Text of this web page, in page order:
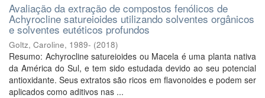
Avaliação da extração de compostos fenólicos de
Achyrocline satureioides utilizando solventes orgânicos
e solventes eutéticos profundos
Goltz, Caroline, 1989- (2018)
Resumo: Achyrocline satureioides ou Macela é uma planta nativa
da América do Sul, e tem sido estudada devido ao seu potencial
antioxidante. Seus extratos são ricos em flavonoides e podem ser
aplicados como aditivos nas ...